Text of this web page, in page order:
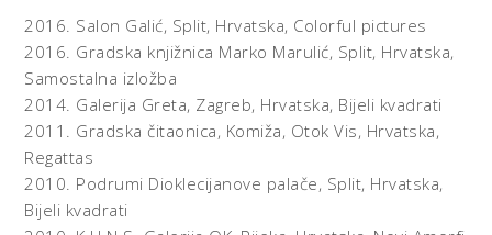
potvrđivala izokretanje njezine uobičajene semantičke
poruke, bio je to jezgrovit komentar društvene zbilje
izokrenutih vrijednosti, apatije i beznađa.
Na drugom polu Pagarova umjetničkog rada, u radovima
čisto medijsko-formalističkih preokupacija, isto tako nije
rijetkost da se određena metoda i tema razvija i nekoliko
godina i to ‘prelijevajući’ se iz jednog u drugi izražajni
medij. Ciklus pod nazivom “Odnosi” Vanja Pagar slikao je
2016. Salon Galić, Split, Hrvatska, Colorful pictures
2016. Gradska knjižnica Marko Marulić, Split, Hrvatska,
Samostalna izložba
2014. Galerija Greta, Zagreb, Hrvatska, Bijeli kvadrati
2011. Gradska čitaonica, Komiža, Otok Vis, Hrvatska,
Regattas
2010. Podrumi Dioklecijanove palače, Split, Hrvatska,
Bijeli kvadrati